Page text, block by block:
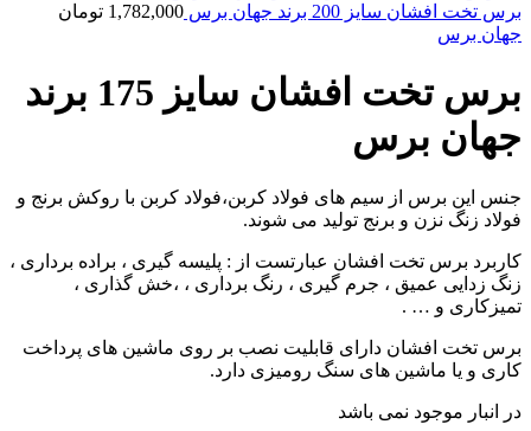
برس تخت افشان سایز 200 برند جهان برس 1,782,000 تومان
جهان برس
برس تخت افشان سایز 175 برند
جهان برس
جنس این برس از سیم های فولاد کربن،فولاد کربن با روکش برنج و
فولاد زنگ نزن و برنج تولید می شوند.
کاربرد برس تخت افشان عبارتست از : پلیسه گیری ، براده برداری ،
زنگ زدایی عمیق ، جرم گیری ، رنگ برداری ، ،خش گذاری ،
تمیزکاری و … .
برس تخت افشان دارای قابلیت نصب بر روی ماشین های پرداخت
کاری و یا ماشین های سنگ رومیزی دارد.
در انبار موجود نمی باشد